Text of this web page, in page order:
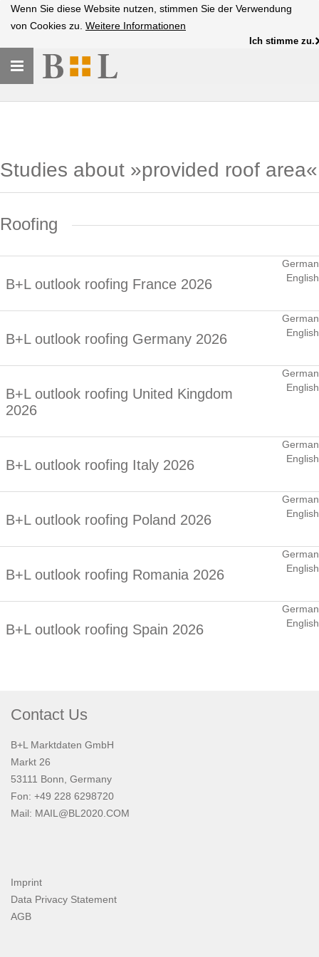
Wenn Sie diese Website nutzen, stimmen Sie der Verwendung
von Cookies zu. Weitere Informationen
Ich stimme zu.
Toggle
navigation
Studies about »provided roof area«
Roofing
B+L outlook roofing France 2026
German
English
B+L outlook roofing Germany 2026
German
English
B+L outlook roofing United Kingdom
2026
German
English
B+L outlook roofing Italy 2026
German
English
B+L outlook roofing Poland 2026
German
English
B+L outlook roofing Romania 2026
German
English
B+L outlook roofing Spain 2026
German
English
Contact Us
B+L Marktdaten GmbH
Markt 26
53111 Bonn, Germany
Fon: +49 228 6298720
Mail: MAIL@BL2020.COM
Imprint
Data Privacy Statement
AGB